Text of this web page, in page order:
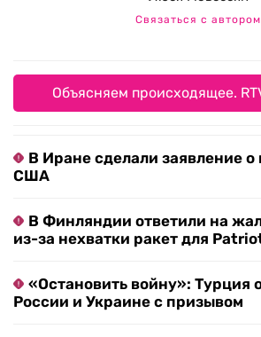
Связаться с автором
Объясняем происходящее.
В Иране сделали заявление о
США
В Финляндии ответили на
из-за нехватки ракет для
«Остановить войну»: Турция
России и Украине с призывом